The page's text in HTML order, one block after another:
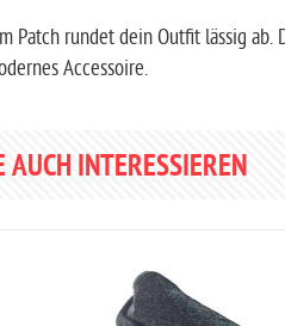
Patch rundet dein Outfit lässig
Accessoire.
INTERESSIEREN